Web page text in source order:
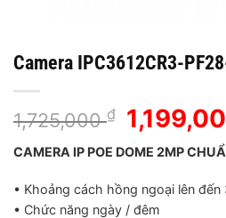
Camera IPC3612CR3-
1,725,000₫
Giá
gốc
là:
CAMERA IP POE DOME 2MP
• Khoảng cách hồng ngoại lên
• Chức năng ngày / đêm